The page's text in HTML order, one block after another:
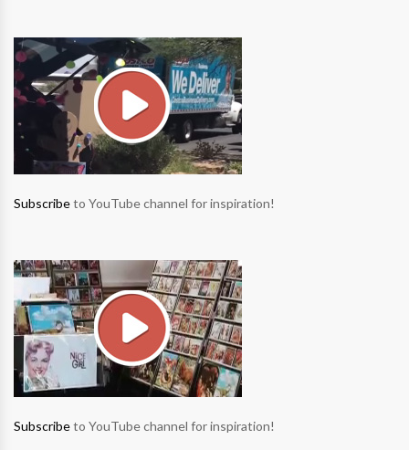
Subscribeto YouTube channel for inspiration!
Subscribeto YouTube channel for inspiration!